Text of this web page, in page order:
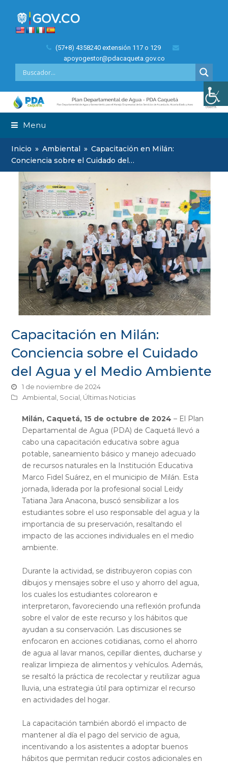
(57+8) 4358240 extensión 117 o 129
apoyogestor@pdacaqueta.gov.co
Menu
Inicio » Ambiental » Capacitación en Milán:
Conciencia sobre el Cuidado del…
Capacitación en Milán:
Conciencia sobre el Cuidado
del Agua y el Medio Ambiente
1 de noviembre de 2024
Ambiental, Social, Últimas Noticias
Milán, Caquetá, 15 de octubre de 2024 – El Plan
Departamental de Agua (PDA) de Caquetá llevó a
cabo una capacitación educativa sobre agua
potable, saneamiento básico y manejo adecuado
de recursos naturales en la Institución Educativa
Marco Fidel Suárez, en el municipio de Milán. Esta
jornada, liderada por la profesional social Leidy
Tatiana Jara Anacona, buscó sensibilizar a los
estudiantes sobre el uso responsable del agua y la
importancia de su preservación, resaltando el
impacto de las acciones individuales en el medio
ambiente.
Durante la actividad, se distribuyeron copias con
dibujos y mensajes sobre el uso y ahorro del agua,
los cuales los estudiantes colorearon e
interpretaron, favoreciendo una reflexión profunda
sobre el valor de este recurso y los hábitos que
ayudan a su conservación. Las discusiones se
enfocaron en acciones cotidianas, como el ahorro
de agua al lavar manos, cepillar dientes, ducharse y
realizar limpieza de alimentos y vehículos. Además,
se resaltó la práctica de recolectar y reutilizar agua
lluvia, una estrategia útil para optimizar el recurso
en actividades del hogar.
La capacitación también abordó el impacto de
mantener al día el pago del servicio de agua,
incentivando a los asistentes a adoptar buenos
hábitos que permitan reducir costos adicionales en